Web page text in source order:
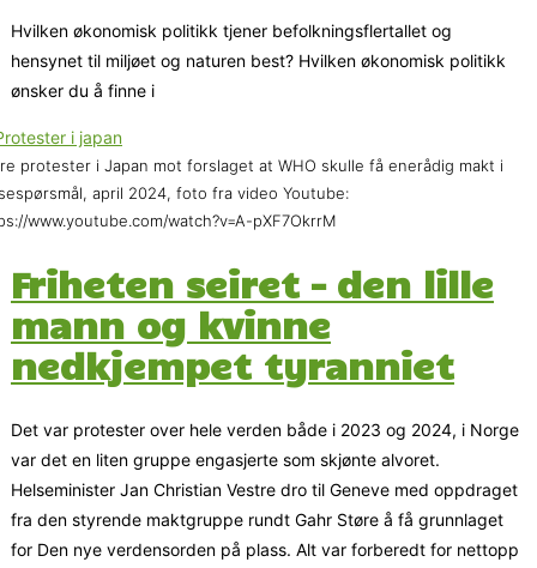
Hvilken økonomisk politikk tjener befolkningsflertallet og
hensynet til miljøet og naturen best? Hvilken økonomisk politikk
ønsker du å finne i
protester i Japan mot forslaget at WHO skulle få enerådig makt i
april 2024, foto fra video Youtube:
www.youtube.com/watch?v=A-pXF7OkrrM
Friheten seiret – den lille
mann og kvinne
nedkjempet tyranniet
Det var protester over hele verden både i 2023 og 2024, i Norge
var det en liten gruppe engasjerte som skjønte alvoret.
Helseminister Jan Christian Vestre dro til Geneve med oppdraget
fra den styrende maktgruppe rundt Gahr Støre å få grunnlaget
for Den nye verdensorden på plass. Alt var forberedt for nettopp